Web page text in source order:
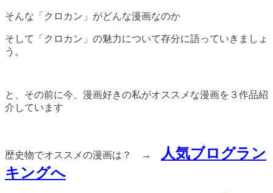
そんな「クロカン」がどんな漫画なのか
そして「クロカン」の魅力について存分に語っていきましょ
う。
と、その前に今、漫画好きの私がオススメな漫画を３作品紹
介しています
歴史物でオススメの漫画は？ →
人気ブログラン
キングへ